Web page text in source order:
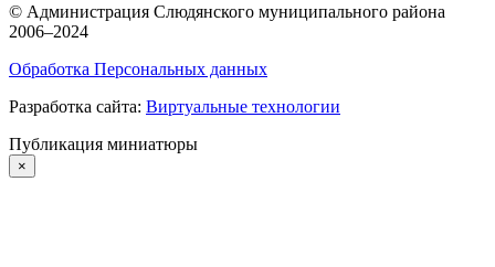
© Администрация Слюдянского муниципального района
2006–2024
Обработка Персональных данных
Разработка сайта: Виртуальные технологии
Публикация миниатюры
×